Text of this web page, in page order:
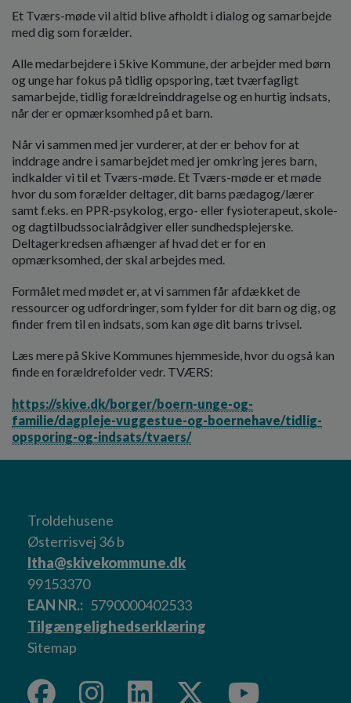
Et Tværs-møde vil altid blive afholdt i dialog og samarbejde
med dig som forælder.
Alle medarbejdere i Skive Kommune, der arbejder med børn
og unge har fokus på tidlig opsporing, tæt tværfagligt
samarbejde, tidlig forældreinddragelse og en hurtig indsats,
når der er opmærksomhed på et barn.
Når vi sammen med jer vurderer, at der er behov for at
inddrage andre i samarbejdet med jer omkring jeres barn,
indkalder vi til et Tværs-møde. Et Tværs-møde er et møde
hvor du som forælder deltager, dit barns pædagog/lærer
samt f.eks. en PPR-psykolog, ergo- eller fysioterapeut, skole-
og dagtilbudssocialrådgiver eller sundhedsplejerske.
Deltagerkredsen afhænger af hvad det er for en
opmærksomhed, der skal arbejdes med.
Formålet med mødet er, at vi sammen får afdækket de
ressourcer og udfordringer, som fylder for dit barn og dig, og
finder frem til en indsats, som kan øge dit barns trivsel.
Læs mere på Skive Kommunes hjemmeside, hvor du også kan
finde en forældrefolder vedr. TVÆRS:
https://skive.dk/borger/boern-unge-og-
familie/dagpleje-vuggestue-og-boernehave/tidlig-
opsporing-og-indsats/tvaers/
Troldehusene
Østerrisvej 36 b
ltha@skivekommune.dk
99153370
EAN NR.
5790000402533
Tilgængelighedserklæring
Sitemap